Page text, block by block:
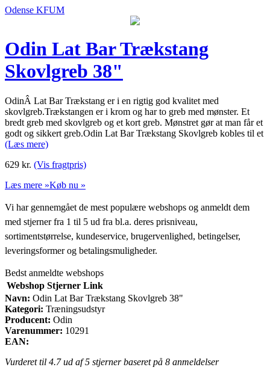
Odense KFUM
Odin Lat Bar Trækstang
Skovlgreb 38"
OdinÂ Lat Bar Trækstang er i en rigtig god kvalitet med
skovlgreb.Trækstangen er i krom og har to greb med mønster. Et
bredt greb med skovlgreb og et kort greb. Mønstret gør at man får et
godt og sikkert greb.Odin Lat Bar Trækstang Skovlgreb kobles til et
(Læs mere)
629 kr. (Vis fragtpris)
Læs mere »Køb nu »
Vi har gennemgået de mest populære webshops og anmeldt dem
med stjerner fra 1 til 5 ud fra bl.a. deres prisniveau,
sortimentstørrelse, kundeservice, brugervenlighed, betingelser,
leveringsformer og betalingsmuligheder.
Bedst anmeldte webshops
Webshop Stjerner Link
Navn: Odin Lat Bar Trækstang Skovlgreb 38"
Kategori: Træningsudstyr
Producent: Odin
Varenummer: 10291
EAN:
Vurderet til 4.7ud af 5 stjerner baseret på 8 anmeldelser